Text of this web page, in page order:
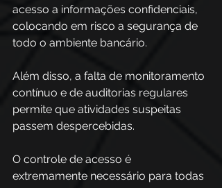
acesso a informações confidenciais,
colocando em risco a segurança de
todo o ambiente bancário.
Além disso, a falta de monitoramento
contínuo e de auditorias regulares
permite que atividades suspeitas
passem despercebidas.
O controle de acesso é
extremamente necessário para todas